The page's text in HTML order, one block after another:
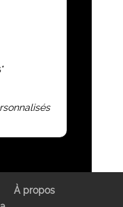
À propos